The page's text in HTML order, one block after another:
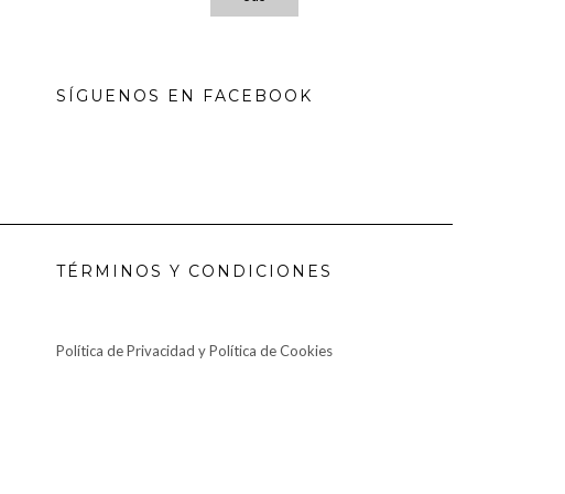
SÍGUENOS EN FACEBOOK
TÉRMINOS Y CONDICIONES
Política de Privacidad y Política de Cookies